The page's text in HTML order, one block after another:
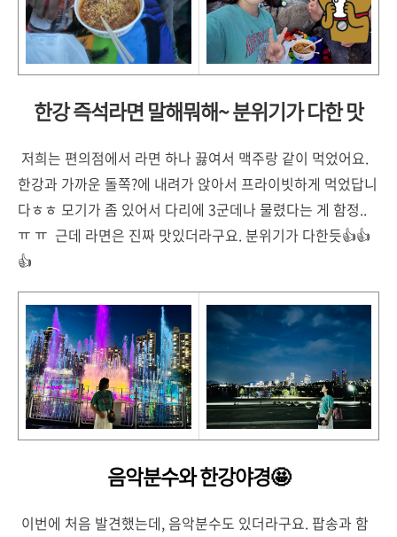
한강 즉석라면 말해뭐해~ 분위기가 다한 맛
저희는 편의점에서 라면 하나 끓여서 맥주랑 같이 먹었어요.
한강과 가까운 돌쪽?에 내려가 앉아서 프라이빗하게 먹었답니
다ㅎㅎ 모기가 좀 있어서 다리에 3군데나 물렸다는 게 함정..
ㅠ ㅠ 근데 라면은 진짜 맛있더라구요. 분위기가 다한듯👍👍
👍
음악분수와 한강야경🤩
이번에 처음 발견했는데, 음악분수도 있더라구요. 팝송과 함